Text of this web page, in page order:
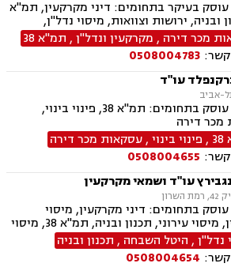
בעיקר בתחומים: דיני מקרקעין, תמ"א
ובניה, ירושות וצוואות, מיסוי נדל"ן,
דירה, פינוי בינוי, קבוצות רכישה,
מכר דירה , מקרקעין ונדל"ן, תמ"א 38
קשר: 0508004783
עו"ד
המשרד עוסק בתחומים: תמ"א 38, פינוי בינוי,
מכר דירה
, פינוי בינוי,עסקאות מכר דירה
קשר: 0508004655
עו"ד ושמאי מקרקעין
בתחומים: דיני מקרקעין, מיסוי
מקרקעין, מיסוי עירוני, תכנון ובניה, תמ"א 38, מיסוי
נדל"ן, היטל השבחה , תכנון ובניה
קשר: 0508004654